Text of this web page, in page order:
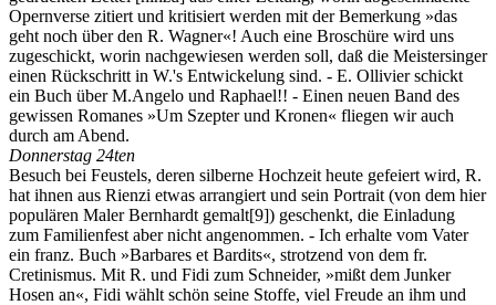
Opernverse zitiert und kritisiert werden mit der Bemerkung »das
geht noch über den R. Wagner«! Auch eine Broschüre wird uns
zugeschickt, worin nachgewiesen werden soll, daß die Meistersinger
einen Rückschritt in W.'s Entwickelung sind. - E. Ollivier schickt
ein Buch über M.Angelo und Raphael!! - Einen neuen Band des
gewissen Romanes »Um Szepter und Kronen« fliegen wir auch
durch am Abend.
Donnerstag 24ten
Besuch bei Feustels, deren silberne Hochzeit heute gefeiert wird, R.
hat ihnen aus Rienzi etwas arrangiert und sein Portrait (von dem hier
populären Maler Bernhardt gemalt[9]) geschenkt, die Einladung
zum Familienfest aber nicht angenommen. - Ich erhalte vom Vater
ein franz. Buch »Barbares et Bardits«, strotzend von dem fr.
Cretinismus. Mit R. und Fidi zum Schneider, »mißt dem Junker
Hosen an«, Fidi wählt schön seine Stoffe, viel Freude an ihm und